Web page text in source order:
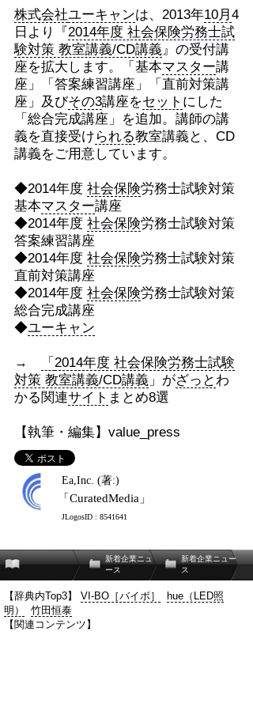
株式会社ユーキャンは、2013年10月 4
日より『2014年度 社会保険労務士試
験対策 教室講義/CD講義』の受付講
座を拡大します。「基本マスター講
座」「答案練習講座」「直前対策講
座」及びその3講座をセット にした
「総合完成講座」を追加。講師の講
義を直接受け られる教室講義と、CD
講義をご用意しています。
◆2014年度 社会保険労務士試験対策
基本マスター講座
◆2014年度 社会保険労務士試験対策
答案練習講座
◆2014年度 社会保険労務士試験対策
直前対策講座
◆2014年度 社会保険労務士試験対策
総合完成講座
◆ユーキャン
→ 「 2014年度 社会保険労務士試験
対策 教室講義/CD講義 」がざっとわ
かる関連サイト まとめ8選
【執筆・編集】value_press
Ea,Inc. (著:)
「CuratedMedia」
JLogosID : 8541641
新着企業ニュ
ース
新着企業ニュー
ス
【辞典内Top3】 VI-BO［バイボ］
hue（LED照
明）
竹田恒泰
【関連コンテンツ】